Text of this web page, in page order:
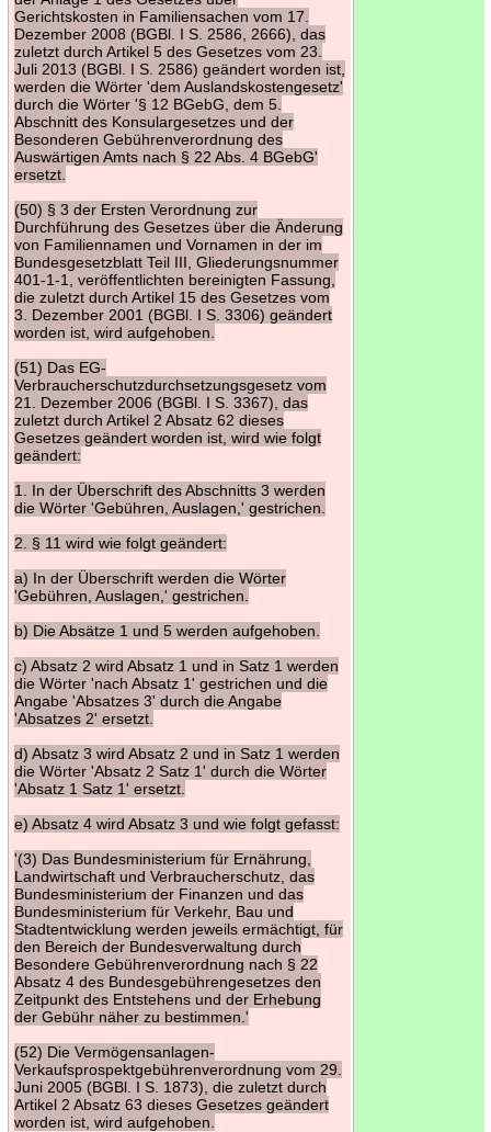
Gerichtskosten in Familiensachen vom 17.
Dezember 2008 (BGBl. I S. 2586, 2666), das
zuletzt durch Artikel 5 des Gesetzes vom 23.
Juli 2013 (BGBl. I S. 2586) geändert worden ist,
werden die Wörter 'dem Auslandskostengesetz'
durch die Wörter '§ 12 BGebG, dem 5.
Abschnitt des Konsulargesetzes und der
Besonderen Gebührenverordnung des
Auswärtigen Amts nach § 22 Abs. 4 BGebG'
ersetzt.
(50) § 3 der Ersten Verordnung zur
Durchführung des Gesetzes über die Änderung
von Familiennamen und Vornamen in der im
Bundesgesetzblatt Teil III, Gliederungsnummer
401-1-1, veröffentlichten bereinigten Fassung,
die zuletzt durch Artikel 15 des Gesetzes vom
3. Dezember 2001 (BGBl. I S. 3306) geändert
worden ist, wird aufgehoben.
(51) Das EG-
Verbraucherschutzdurchsetzungsgesetz vom
21. Dezember 2006 (BGBl. I S. 3367), das
zuletzt durch Artikel 2 Absatz 62 dieses
Gesetzes geändert worden ist, wird wie folgt
geändert:
1. In der Überschrift des Abschnitts 3 werden
die Wörter 'Gebühren, Auslagen,' gestrichen.
2. § 11 wird wie folgt geändert:
a) In der Überschrift werden die Wörter
'Gebühren, Auslagen,' gestrichen.
b) Die Absätze 1 und 5 werden aufgehoben.
c) Absatz 2 wird Absatz 1 und in Satz 1 werden
die Wörter 'nach Absatz 1' gestrichen und die
Angabe 'Absatzes 3' durch die Angabe
'Absatzes 2' ersetzt.
d) Absatz 3 wird Absatz 2 und in Satz 1 werden
die Wörter 'Absatz 2 Satz 1' durch die Wörter
'Absatz 1 Satz 1' ersetzt.
e) Absatz 4 wird Absatz 3 und wie folgt gefasst:
'(3) Das Bundesministerium für Ernährung,
Landwirtschaft und Verbraucherschutz, das
Bundesministerium der Finanzen und das
Bundesministerium für Verkehr, Bau und
Stadtentwicklung werden jeweils ermächtigt, für
den Bereich der Bundesverwaltung durch
Besondere Gebührenverordnung nach § 22
Absatz 4 des Bundesgebührengesetzes den
Zeitpunkt des Entstehens und der Erhebung
der Gebühr näher zu bestimmen.'
(52) Die Vermögensanlagen-
Verkaufsprospektgebührenverordnung vom 29.
Juni 2005 (BGBl. I S. 1873), die zuletzt durch
Artikel 2 Absatz 63 dieses Gesetzes geändert
worden ist, wird aufgehoben.